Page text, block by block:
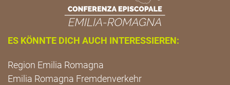
ES KÖNNTE DICH AUCH INTERESSIEREN:
Region Emilia Romagna
Emilia Romagna Fremdenverkehr